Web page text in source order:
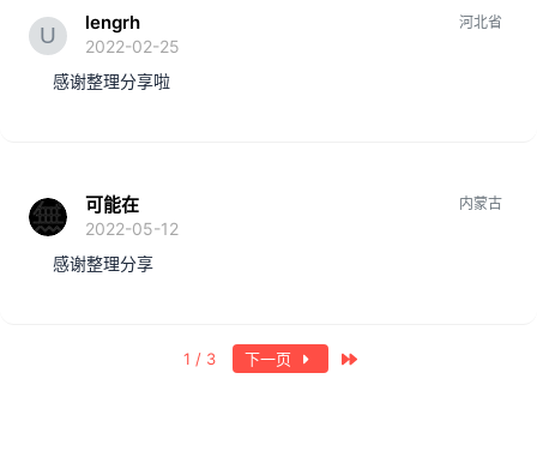
lengrh
2022-02-25
河北省
感谢整理分享啦
可能在
2022-05-12
内蒙古
感谢整理分享
1 / 3 下一页